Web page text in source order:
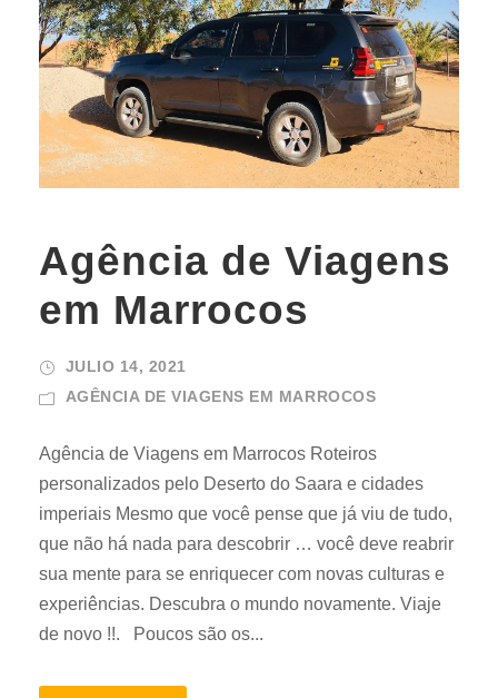
Agência de Viagens
em Marrocos
JULIO 14, 2021
AGÊNCIA DE VIAGENS EM MARROCOS
Agência de Viagens em Marrocos Roteiros
personalizados pelo Deserto do Saara e cidades
imperiais Mesmo que você pense que já viu de tudo,
que não há nada para descobrir … você deve reabrir
sua mente para se enriquecer com novas culturas e
experiências. Descubra o mundo novamente. Viaje
de novo !!. Poucos são os...